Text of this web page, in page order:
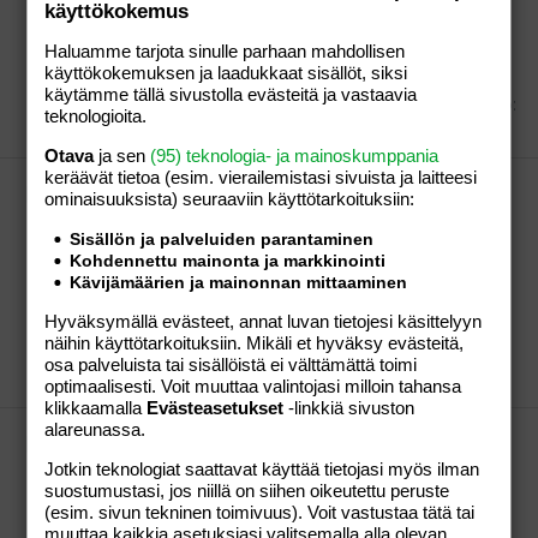
Mietin, et liittyykö raskausoireisiin myös sellanen, et
eräänlaisia ilmavaivoja.. Tätä kestänyt muutaman
päivän ja tänään tein sen positiivisen testin..
Hansuliinu
Viestiketju 27.03.2006 Viestiä: 33
Osio:
Lapsen saaminen
Maaliskuun lapsettomuushoidot!
Pirpana, super onnittelut myös teille :flower: !! Mietin
juuri, et yli kolme vuotta on tätä plussaa toivottu ja
nyt se vihdoin saatiin, niin miksi siitä ei voi nauttia
vaan täytyy pelätä jokaista vessareissua, ettei vaan
tuntuu, et jokin on nyt...
Hansuliinu
Viesti #205 27.03.2006 Osio:Lapsen
saaminen
Maaliskuun lapsettomuushoidot!
Kiitokset Seiskaseiska ja Nala79.. :hug: Kertokaahan
kaikki viisaammat, milloin uskaltaa alkaa nauttimaan
tästä tulleesta plussasta..? =) =)
käyttökokemus
Haluamme tarjota sinulle parhaan mahdollisen
käyttökokemuksen ja laadukkaat sisällöt, siksi
käytämme tällä sivustolla evästeitä ja vastaavia
teknologioita.
Otavaja sen (95) teknologia- ja mainoskumppania
keräävät tietoa (esim. vierailemis­tasi sivuista ja laitteesi
ominaisuuk­sista) seuraaviin käyttötarkoituksiin:
Sisällön ja palveluiden parantaminen
Kohdennettu mainonta ja markkinointi
Kävijämäärien ja mainonnan mittaaminen
Hyväksymällä evästeet, annat luvan tietojesi käsittelyyn
näihin käyttötarkoituksiin. Mikäli et hyväksy evästeitä,
osa palveluista tai sisällöistä ei välttämättä toimi
optimaalisesti. Voit muuttaa valintojasi milloin tahansa
klikkaamalla Evästeasetukset -linkkiä sivuston
alareunassa.
Jotkin teknologiat saattavat käyttää tietojasi myös ilman
suostumustasi, jos niillä on siihen oikeutettu peruste
(esim. sivun tekninen toimivuus). Voit vastustaa tätä tai
muuttaa kaikkia asetuksiasi valitsemalla alla olevan